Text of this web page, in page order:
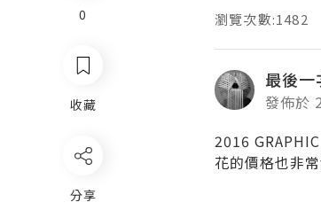
瀏覽次數:1482
最後一
發佈於
2016
花的價格也非
0
收藏
分享